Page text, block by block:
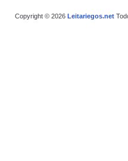
Copyright © 2026 Leitariegos.net